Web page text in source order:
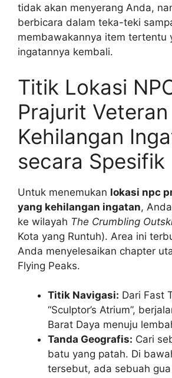
tidak akan menyerang Anda,
berbicara dalam teka-teki
membawakannya item tertentu
ingatannya kembali.
Titik Lokasi
Prajurit
Kehilangan
secara Spesifik
Untuk menemukan lokasi npc
yang kehilangan ingatan,
ke wilayah The Crumbling
Kota yang Runtuh). Area ini
Anda menyelesaikan chapter
Flying Peaks.
Titik Navigasi: Dari Fast
“Sculptor’s Atrium”,
Barat Daya menuju
Tanda Geografis: Cari
batu yang patah. Di
tersebut, ada sebuah